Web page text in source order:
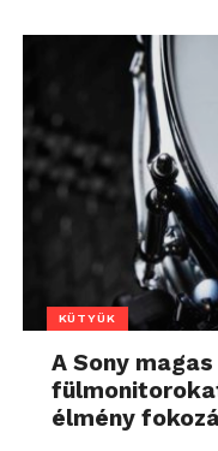
KÜTYÜK
A Sony
élmény